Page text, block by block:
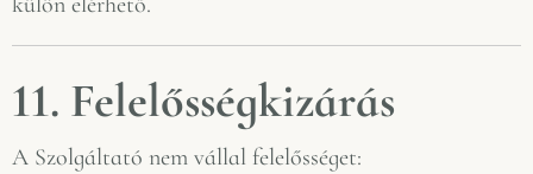
11. Felelősségkizárás
A Szolgáltató nem vállal felelősséget: